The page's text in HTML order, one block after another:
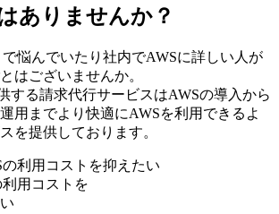
ありませんか？
悩んでいたり社内でAWSに詳しい人が
はございませんか。
する請求代行サービスはAWSの導入から
用までより快適にAWSを利用できるよ
を提供しております。
利用コストを